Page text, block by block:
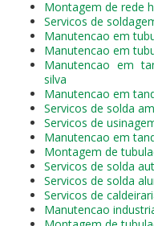
Montagem de rede
Servicos de
Manutencao em
Manutencao em
Manutencao em
silva
Manutencao em
Servicos de solda
Servicos de
Manutencao em
Montagem de
Servicos de solda
Servicos de solda
Servicos de
Manutencao